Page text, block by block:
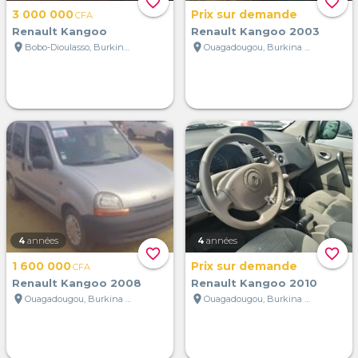
3 000 000CFA
Renault Kangoo
location_on
Bobo-Dioulasso, Burkina Faso
Prix sur demande
Renault Kangoo 2003
location_on
Ouagadougou, Burkina Faso
favorite_border
4 années
1 600 000CFA
Renault Kangoo 2008
location_on
Ouagadougou, Burkina Faso
favorite_border
4 années
Prix sur demande
Renault Kangoo 2010
location_on
Ouagadougou, Burkina Faso